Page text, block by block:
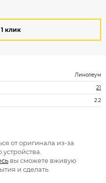
клик
Линолеум
21
2.2
от оригинала из-за
вы сможете вживую
и сделать